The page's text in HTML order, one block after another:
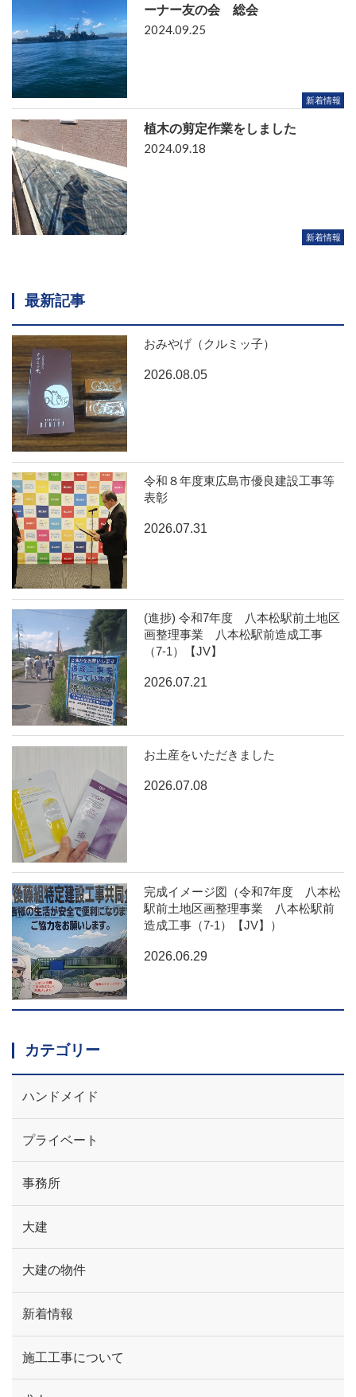
ーナー友の会 総会
新着情報
2024.09.25
植木の剪定作業をしました
新着情報
2024.09.18
最新記事
おみやげ（クルミッ子）
2026.08.05
令和８年度東広島市優良建設工事等
表彰
2026.07.31
(進捗) 令和7年度 八本松駅前土地区
画整理事業 八本松駅前造成工事
（7-1）【JV】
2026.07.21
お土産をいただきました
2026.07.08
完成イメージ図（令和7年度 八本松
駅前土地区画整理事業 八本松駅前
造成工事（7-1）【JV】）
2026.06.29
カテゴリー
ハンドメイド
プライベート
事務所
大建
大建の物件
新着情報
施工工事について